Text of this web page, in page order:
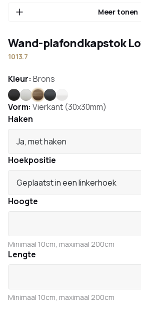
Meer tonen
Wand-plafondkapstok
1013.7
Kleur: Brons
Zwart
WitBronsAntraciet
RVS
Vorm: Vierkant (30x30mm)
Haken
Ja, met haken
Hoekpositie
Geplaatst in een linkerhoek
Hoogte
Minimaal 10cm, maximaal 200cm
Lengte
Minimaal 10cm, maximaal 200cm